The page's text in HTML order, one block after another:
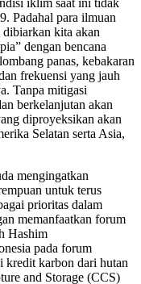
Padahal para ilmuan
kita akan
dengan bencana
panas, kebakaran
frekuensi yang jauh
Tanpa mitigasi
berkelanjutan akan
diproyeksikan akan
Selatan serta Asia,
mengingatkan
untuk terus
prioritas dalam
memanfaatkan forum
Hashim
pada forum
kredit karbon dari hutan
and Storage (CCS)